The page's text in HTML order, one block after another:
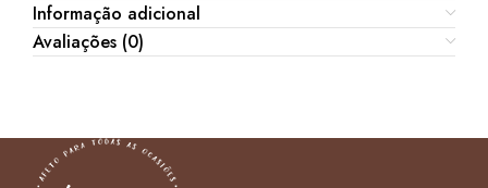
Informação adicional
Avaliações (0)